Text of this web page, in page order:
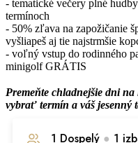
- tematické večery plné
termínoch
- 50% zľava na zapožičanie
vyšliapeš aj tie najstrmšie
- voľný vstup do rodinného
minigolf GRÁTIS
Premeňte chladnejšie dni
vybrať termín a váš jesenný